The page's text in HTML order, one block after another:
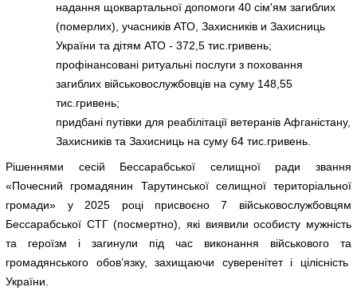
надання щоквартальної допомоги 40 сім'ям загиблих
(померлих), учасників АТО, Захисників и Захисниць
України та дітям АТО - 372,5 тис.гривень;
профінансовані ритуальні послуги з поховання
загиблих військовослужбовців на суму 148,55
тис.гривень;
придбані путівки для реабілітації ветеранів Афганістану,
Захисників та Захисниць на суму 64 тис.гривень.
Рішеннями сесій Бессарабської селищної ради звання
«Почесний громадянин Тарутинської селищної територіальної
громади» у 2025 році присвоєно 7 військовослужбовцям
Бессарабської СТГ (посмертно), які виявили особисту мужність
та героїзм і загинули під час виконання військового та
громадянського обов’язку, захищаючи суверенітет і цілісність
України.